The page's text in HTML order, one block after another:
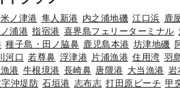
米ノ津港 隼人新港 内之浦地磯 江口浜 鹿
浦港 指宿港 喜界島フェリーターミナル
種子島・田ノ脇鼻 鹿児島本港 坊津地磯
河口 若尊鼻 浮津港 片浦漁港 住用湾 羽
港 牛根境港 長崎鼻 唐隈港 大当漁港 岩
沖堤防 石垣港 志布志 打田原ビーチ 甲